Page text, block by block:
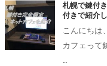
札幌で鍵付
付きで紹介
こんにちは
カフェって
...